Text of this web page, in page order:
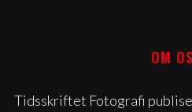
OM
Tidsskriftet Fotografi